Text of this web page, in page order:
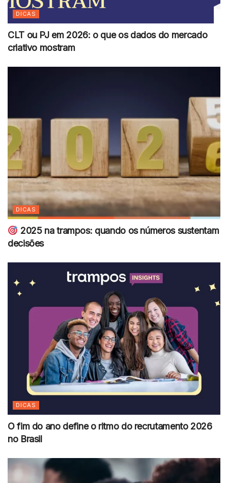
DICAS
CLT ou PJ em 2026: o que os dados do mercado
criativo mostram
DICAS
2025 na trampos: quando os números sustentam
decisões
DICAS
O fim do ano define o ritmo do recrutamento 2026
no Brasil